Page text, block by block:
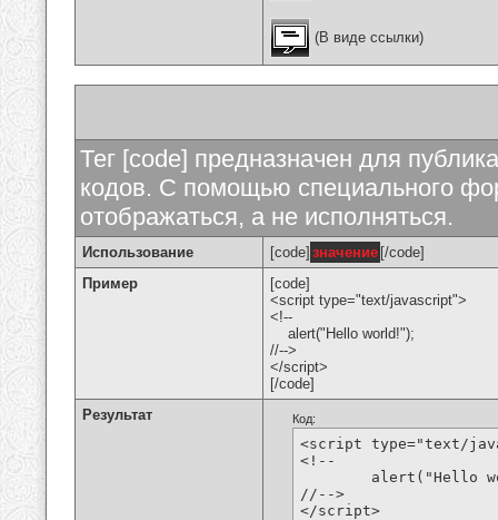
(В виде ссылки)
Тег [code] предназначен для
кодов. С помощью специального
отображаться, а не исполняться.
Использование [code] значение [/code]
Пример
[code]
<script type="text/javascript">
<!--
alert("Hello world!");
//-->
</script>
[/code]
Результат
Код:
<script type="text/
<!--
//-->
</script>